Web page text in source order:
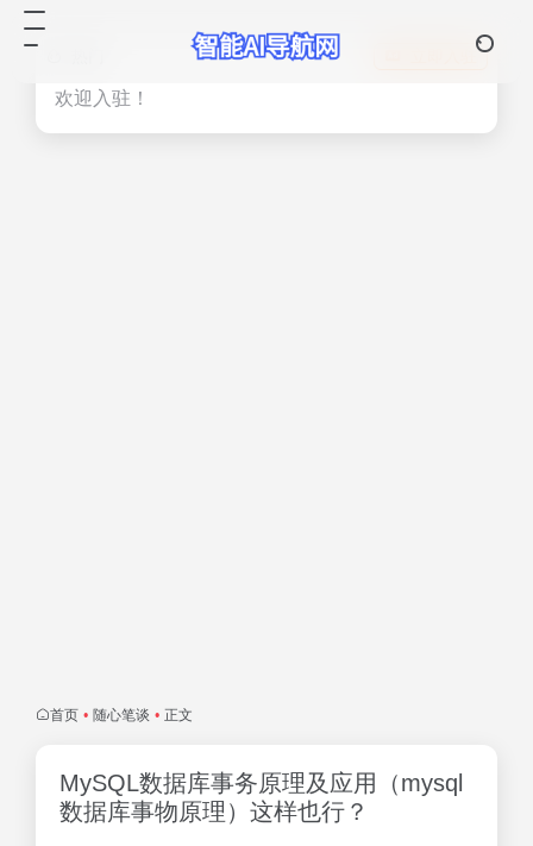
欢迎入驻！
首页 • 随心笔谈 • 正文
MySQL数据库事务原理及应用（mysql
数据库事物原理）这样也行？